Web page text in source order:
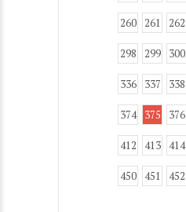
260 261 262
298 299 300
336 337 338
374 375 376
412 413 414
450 451 452